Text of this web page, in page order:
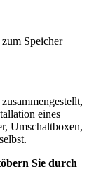
Speicher
eines
Umschaltboxen,
Sie durch